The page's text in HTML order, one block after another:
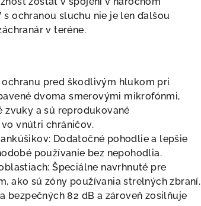
ochranou sluchu nie je len ďalšou
v teréne.
pred škodlivým hlukom pri
dvoma smerovými mikrofónmi,
zvuky a sú reprodukované
vnútri chráničov.
Dodatočné pohodlie a lepšie
používanie bez nepohodlia.
Špeciálne navrhnuté pre
ako sú zóny používania strelných zbraní.
bezpečných 82 dB a zároveň zosilňuje